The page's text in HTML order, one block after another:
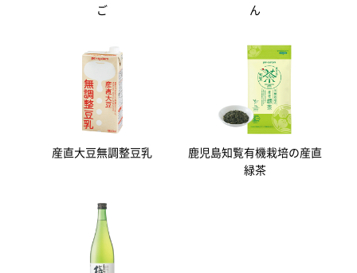
ご
ん
産直大豆無調整豆乳
鹿児島知覧有機栽培の産直
緑茶